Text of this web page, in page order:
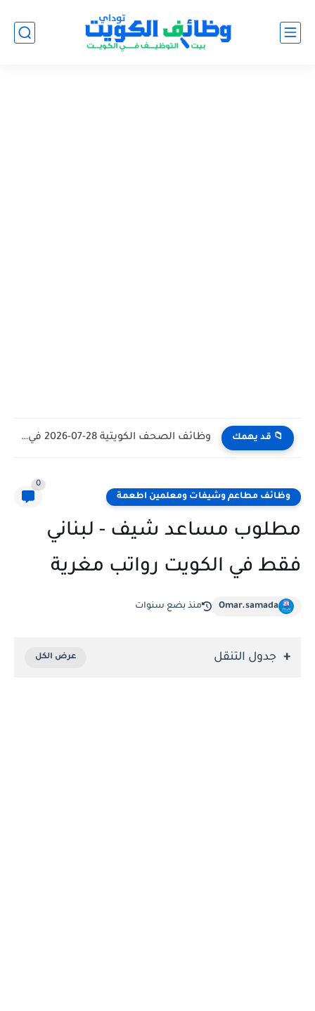
📁 قد يهمك وظائف الكويت اليوم بتاريخ 28-07-2026 للأجانب والمواطنين في مختلف التخصصات
وظائف مطاعم وشيفات ومعلمين اطعمة
0
مطلوب مساعد شيف - لبناني
فقط في الكويت رواتب مغرية
Omar.samada منذ بضع سنوات
جدول التنقل